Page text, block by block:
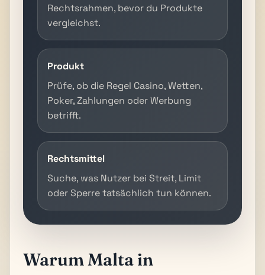
Rechtsrahmen, bevor du Produkte
vergleichst.
Produkt
Prüfe, ob die Regel Casino, Wetten,
Poker, Zahlungen oder Werbung
betrifft.
Rechtsmittel
Suche, was Nutzer bei Streit, Limit
oder Sperre tatsächlich tun können.
Warum Malta in